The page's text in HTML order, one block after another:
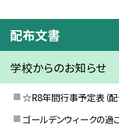
配布文書
学校からのお知らせ
☆R8年間行事予定表（配
ゴールデンウィークの過